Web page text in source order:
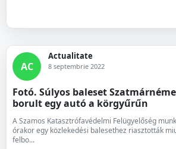
AC
Actualitate
8 septembrie 2022
Fotó. Súlyos baleset
borult egy autó a körgyűrűn
A Szamos Katasztrófavédelmi Felügyelőség
órakor egy közlekedési balesethez riasztották
felbo...